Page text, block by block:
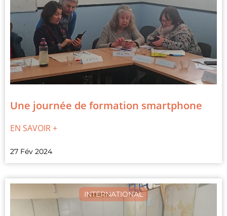
Une journée de formation smartphone
EN SAVOIR +
27 Fév 2024
INTERNATIONAL